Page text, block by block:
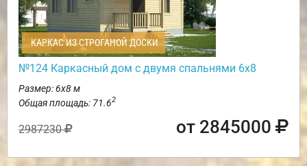
КАРКАС ИЗ СТРОГАНОЙ ДОСКИ
№124 Каркасный дом с двумя спальнями 6х8
Размер: 6х8 м
Общая площадь: 71.62
2987230 от 2845000